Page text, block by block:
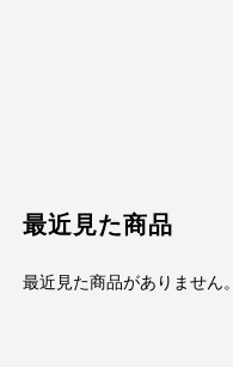
最近見た商品
最近見た商品がありません。